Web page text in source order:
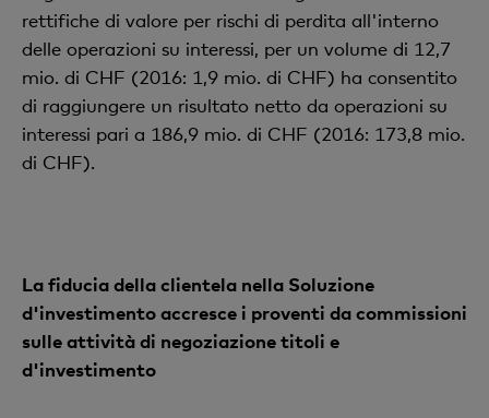
rettifiche di valore per rischi di perdita all'interno
delle operazioni su interessi, per un volume di 12,7
mio. di CHF (2016: 1,9 mio. di CHF) ha consentito
di raggiungere un risultato netto da operazioni su
interessi pari a 186,9 mio. di CHF (2016: 173,8 mio.
di CHF).
La fiducia della clientela nella Soluzione
d'investimento accresce i proventi da commissioni
sulle attività di negoziazione titoli e
d'investimento